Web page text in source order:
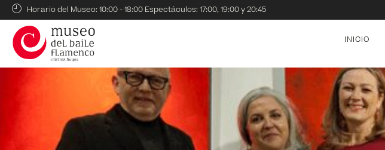
Horario del Museo: 10:00 - 18:00 Espectáculos: 17:00, 19:00 y 20:45
INICIO